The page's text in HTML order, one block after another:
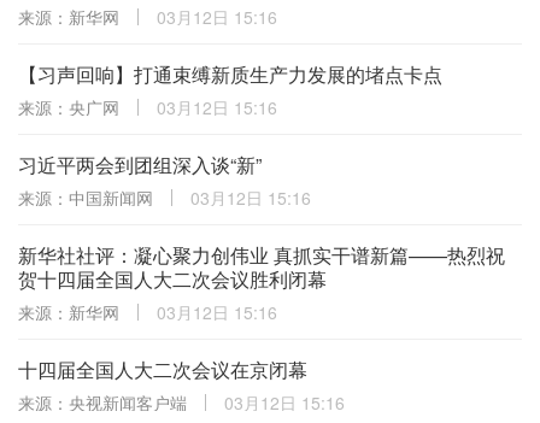
来源：新华网 03月12日 15:16
【习声回响】打通束缚新质生产力发展的堵点卡点
来源：央广网 03月12日 15:16
习近平两会到团组深入谈“新”
来源：中国新闻网 03月12日 15:16
新华社社评：凝心聚力创伟业 真抓实干谱新篇——热烈祝
贺十四届全国人大二次会议胜利闭幕
来源：新华网 03月12日 15:16
十四届全国人大二次会议在京闭幕
来源：央视新闻客户端 03月12日 15:16